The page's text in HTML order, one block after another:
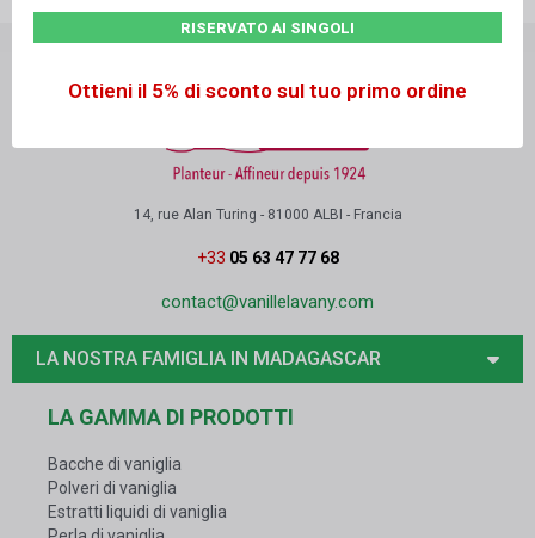
14, rue Alan Turing - 81000 ALBI - Francia
+33 05 63 47 77 68
contact@vanillelavany.com
LA NOSTRA FAMIGLIA IN MADAGASCAR
LA GAMMA DI PRODOTTI
Bacche di vaniglia
Polveri di vaniglia
Estratti liquidi di vaniglia
RISERVATO AI SINGOLI
Ottieni il 5% di sconto sul tuo primo ordine